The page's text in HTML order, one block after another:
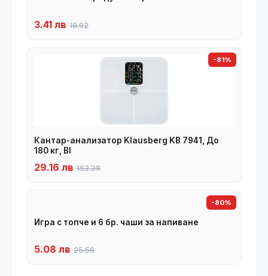
3.41 лв 18.92
-81%
Кантар-анализатор Klausberg KB 7941, До
180 кг, BI
29.16 лв 153.38
-80%
Игра с топче и 6 бр. чаши за напиване
5.08 лв 25.56